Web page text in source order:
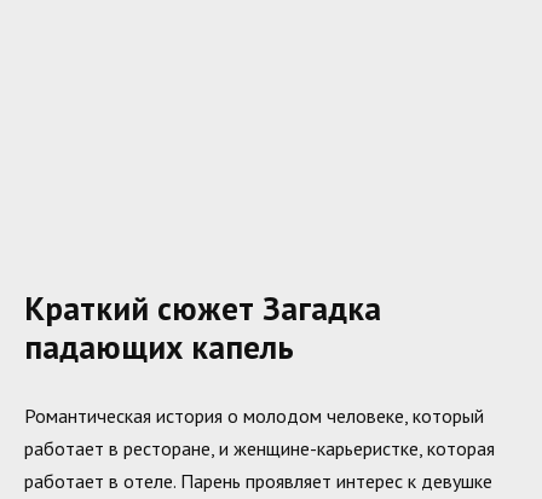
Краткий сюжет Загадка
падающих капель
Романтическая история о молодом человеке, который
работает в ресторане, и женщине-карьеристке, которая
работает в отеле. Парень проявляет интерес к девушке